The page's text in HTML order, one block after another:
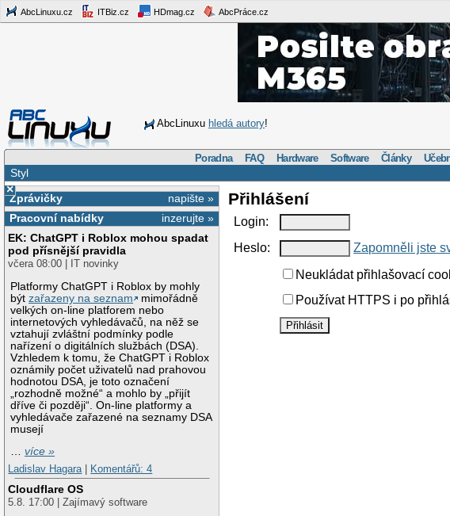
AbcLinuxu.cz ITBiz.cz HDmag.cz AbcPráce.cz
AbcLinuxu hledá autory!
Poradna FAQ Hardware Software Články
Styl
×
napište »
Zprávičky
inzerujte »
Pracovní nabídky
EK: ChatGPT i Roblox mohou spadat
pod přísnější pravidla
včera 08:00 | IT novinky
Platformy ChatGPT i Roblox by mohly
býtzařazeny na seznam
mimořádně
velkých on-line platforem nebo
internetových vyhledávačů, na něž se
vztahují zvláštní podmínky podle
nařízení o digitálních službách (DSA).
Vzhledem k tomu, že ChatGPT i Roblox
oznámily počet uživatelů nad prahovou
hodnotou DSA, je toto označení
„rozhodně možné“ a mohlo by „přijít
dříve či později“. On-line platformy a
vyhledávače zařazené na seznamy DSA
musejí
…více »
Ladislav Hagara
Komentářů: 4
Cloudflare OS
5.8. 17:00 | Zajímavý software
Přihlášení
Login:
Heslo:
Zapomněli jste
Neukládat přihlašovací
Používat HTTPS i po